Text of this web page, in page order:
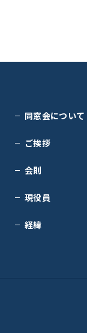
同窓会について
ご挨拶
会則
現役員
経緯